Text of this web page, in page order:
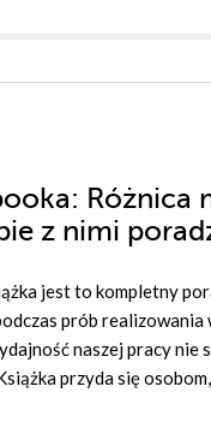
: Różnica
z nimi
jest to kompletny
prób
naszej pracy nie
przyda się